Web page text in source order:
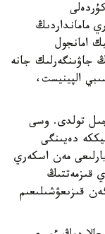
مامانداردىڭ
امانجول
جاۋىنگەرلىك جانە
الپينيست،
قارۋلى كۇشتەردەگى قىزمەتىمە 24 جىل تولدى. وسى
دەيىنگى
تاۋ دايارلىعى مەن اسكەري
قىزمەتتىڭ
قىزىعۋشىلىعىم